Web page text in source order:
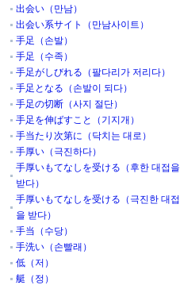
出会い（만남）
出会い系サイト（만남사이트）
手足（손발）
手足（수족）
手足がしびれる（팔다리가 저리다）
手足となる（손발이 되다）
手足の切断（사지 절단）
手足を伸ばすこと（기지개）
手当たり次第に（닥치는 대로）
手厚い（극진하다）
手厚いもてなしを受ける（후한 대접을
받다）
手厚いもてなしを受ける（극진한 대접
을 받다）
手当（수당）
手洗い（손빨래）
低（저）
艇（정）